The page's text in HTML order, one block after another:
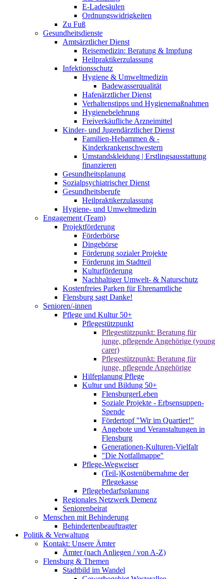
E-Ladesäulen
Ordnungswidrigkeiten
Zu Fuß
Gesundheitsdienste
Amtsärztlicher Dienst
Reisemedizin: Beratung & Impfung
Heilpraktikerzulassung
Infektionsschutz
Hygiene & Umweltmedizin
Badewasserqualität
Hafenärztlicher Dienst
Verhaltenstipps und Hygienemaßnahmen
Hygienebelehrung
Freiverkäufliche Arzneimittel
Kinder- und Jugendärztlicher Dienst
Familien-Hebammen & -
Kinderkrankenschwestern
Umstandskleidung | Erstlingsausstattung
finanzieren
Gesundheitsplanung
Sozialpsychiatrischer Dienst
Gesundheitsberufe
Heilpraktikerzulassung
Hygiene- und Umweltmedizin
Engagement (Team)
Projektförderung
Förderbörse
Dingebörse
Förderung sozialer Projekte
Förderung im Stadtteil
Kulturförderung
Nachhaltiger Umwelt- & Naturschutz
Kostenfreies Parken für Ehrenamtliche
Flensburg sagt Danke!
Senioren/-innen
Pflege und Kultur 50+
Pflegestützpunkt
Pflegestützpunkt: Beratung für
junge, pflegende Angehörige (young
carer)
Pflegestützpunkt: Beratung für
junge, pflegende Angehörige
Hilfeplanung Pflege
Kultur und Bildung 50+
FlensburgerLeben
Soziale Projekte - Erbsensuppen-
Spende
Fördertopf "Wir im Quartier!"
Angebote und Veranstaltungen in
Flensburg
Generationen-Kulturen-Vielfalt
"Die Notfallmappe"
Pflege-Wegweiser
(Teil-)Kostenübernahme der
Pflegekasse
Pflegebedarfsplanung
Regionales Netzwerk Demenz
Seniorenbeirat
Menschen mit Behinderung
Behindertenbeauftragter
Politik & Verwaltung
Kontakt: Unsere Ämter
Ämter (nach Anliegen / von A-Z)
Flensburg & Themen
Stadtbild im Wandel